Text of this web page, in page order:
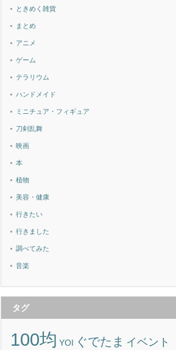
ときめく雑貨
まとめ
アニメ
ゲーム
テラリウム
ハンドメイド
ミニチュア・フィギュア
刀剣乱舞
映画
本
植物
美容・健康
行きたい
行きました
調べてみた
音楽
タグ
100均 YOI ぐでたま イベント